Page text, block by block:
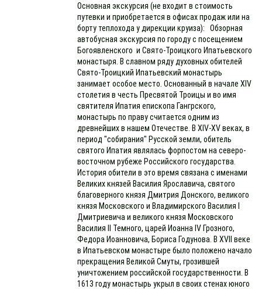
Основная экскурсия (не входит в стоимость
путевки и приобретается в офисах продаж или на
борту теплохода у дирекции круиза): Обзорная
автобусная экскурсия по городу с посещением
Богоявленского и Свято-Троицкого Ипатьевского
монастыря. В славном ряду духовных обителей
Свято-Троицкий Ипатьевский монастырь
занимает особое место. Основанный в начале XIV
столетия в честь Пресвятой Троицы и во имя
святителя Ипатия епископа Гангрского,
монастырь по праву считается одним из
древнейших в нашем Отечестве. В XIV-XV веках, в
период "собирания" Русской земли, обитель
святого Ипатия являлась форпостом на северо-
восточном рубеже Российского государства.
История обители в это время связана с именами
Великих князей Василия Ярославича, святого
благоверного князя Дмитрия Донского, великого
князя Московского и Владимирского Василия I
Дмитриевича и великого князя Московского
Василия II Темного, царей Иоанна IV Грозного,
Федора Иоанновича, Бориса Годунова. В XVII веке
в Ипатьевском монастыре было положено начало
прекращения Великой Смуты, грозившей
уничтожением российской государственности. В
1613 году монастырь укрыл в своих стенах юного